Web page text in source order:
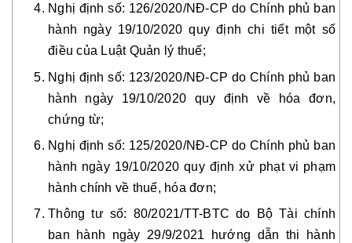
Nghị định số: 126/2020/NĐ-CP do Chính phủ ban
hành ngày 19/10/2020 quy định chi tiết một số
điều của Luật Quản lý thuế;
Nghị định số: 123/2020/NĐ-CP do Chính phủ ban
hành ngày 19/10/2020 quy định về hóa đơn,
chứng từ;
Nghị định số: 125/2020/NĐ-CP do Chính phủ ban
hành ngày 19/10/2020 quy định xử phạt vi phạm
hành chính về thuế, hóa đơn;
Thông tư số: 80/2021/TT-BTC do Bộ Tài chính
ban hành ngày 29/9/2021 hướng dẫn thi hành